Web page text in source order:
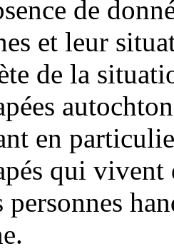
de
et leur
de la
en
qui vivent
personnes